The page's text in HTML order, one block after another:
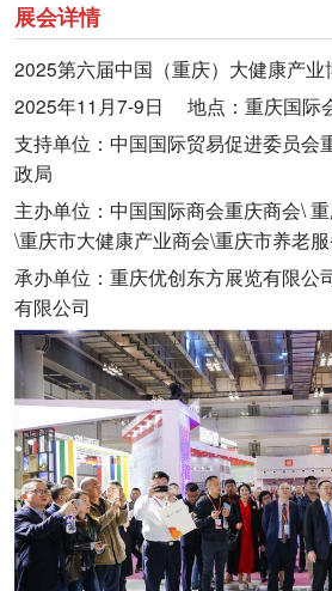
展会详情
2025第六届中国（重庆）大健康产业
2025年11月7-9日 地点：重庆国际
支持单位：中国国际贸易促进委员会
政局
主办单位：中国国际商会重庆商会\
\重庆市大健康产业商会\重庆市养老
承办单位：重庆优创东方展览有限公
有限公司